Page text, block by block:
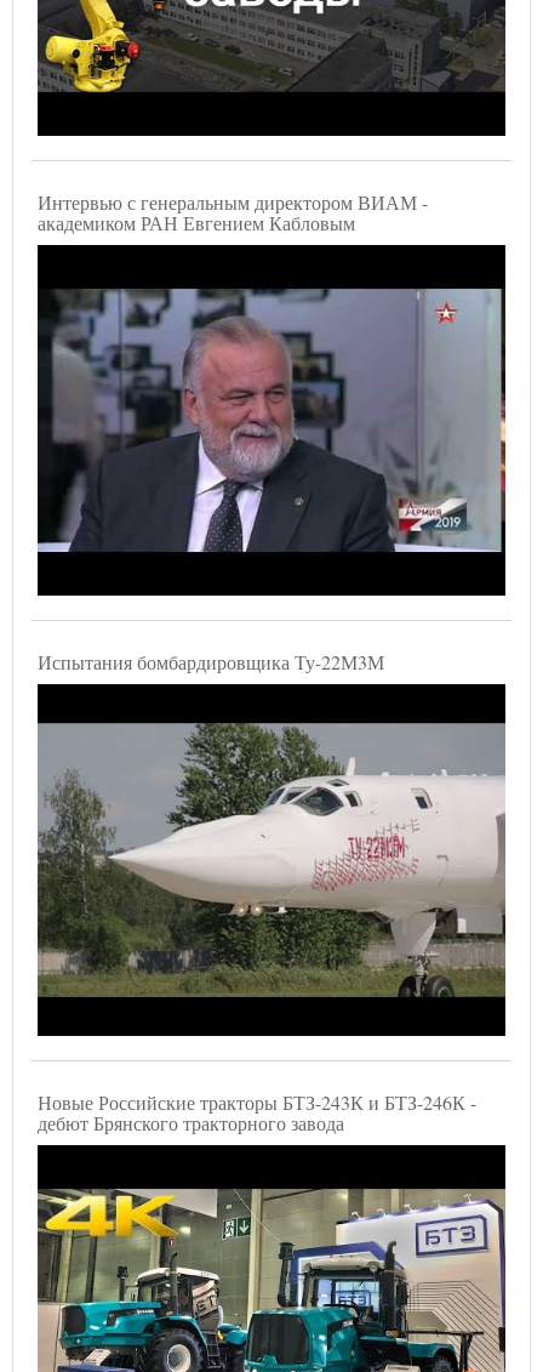
Интервью с генеральным директором ВИАМ -
академиком РАН Евгением Кабловым
Испытания бомбардировщика Ту-22М3М
Новые Российские тракторы БТЗ-243К и БТЗ-246К -
дебют Брянского тракторного завода